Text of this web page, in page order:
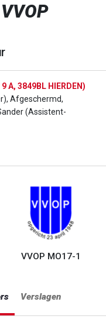
A, 3849BL HIERDEN)
Afgeschermd,
(Assistent-
VVOP MO17-1
Verslagen